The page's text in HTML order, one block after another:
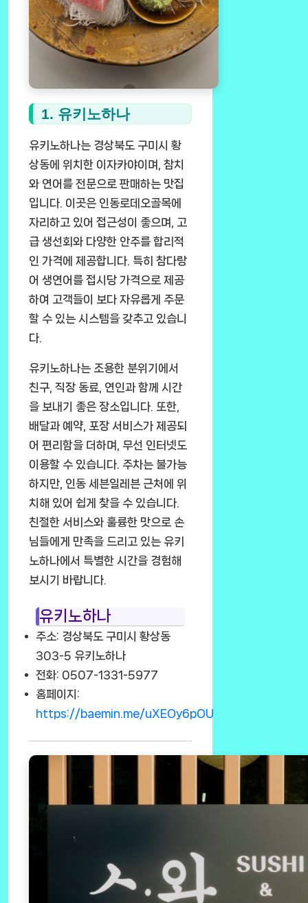
1. 유키노하나
유키노하나는 경상북도 구미시 황
상동에 위치한 이자카야이며, 참치
와 연어를 전문으로 판매하는 맛집
입니다. 이곳은 인동로데오골목에
자리하고 있어 접근성이 좋으며, 고
급 생선회와 다양한 안주를 합리적
인 가격에 제공합니다. 특히 참다랑
어 생연어를 접시당 가격으로 제공
하여 고객들이 보다 자유롭게 주문
할 수 있는 시스템을 갖추고 있습니
다.
유키노하나는 조용한 분위기에서
친구, 직장 동료, 연인과 함께 시간
을 보내기 좋은 장소입니다. 또한,
배달과 예약, 포장 서비스가 제공되
어 편리함을 더하며, 무선 인터넷도
이용할 수 있습니다. 주차는 불가능
하지만, 인동 세븐일레븐 근처에 위
치해 있어 쉽게 찾을 수 있습니다.
친절한 서비스와 훌륭한 맛으로 손
님들에게 만족을 드리고 있는 유키
노하나에서 특별한 시간을 경험해
보시기 바랍니다.
유키노하나
주소: 경상북도 구미시 황상동
303-5 유키노하나
전화: 0507-1331-5977
홈페이지:
https://baemin.me/uXEOy6pOU